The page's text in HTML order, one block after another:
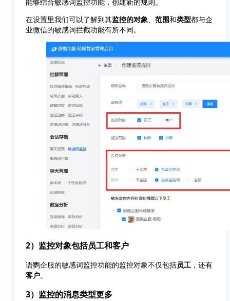
在设置里我们可以了解到其监控的对象 范围和类型都与企
业微信的敏感词拦截功能有所不同。
2）监控对象包括员工和客户
语鹦企服的敏感词监控功能的监控对象不仅包括员工 ，还有
客户。
3）监控的消息类型更多